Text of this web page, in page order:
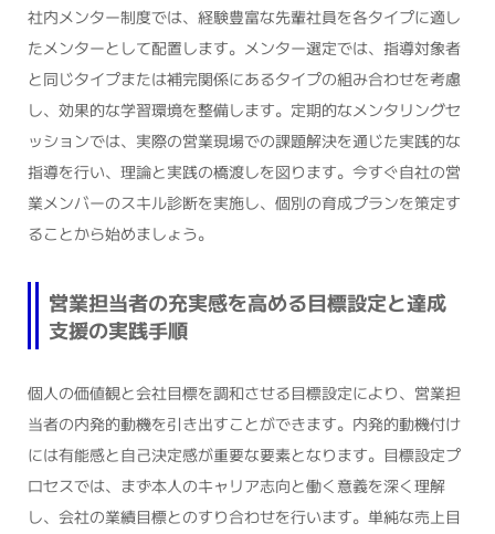
社内メンター制度では、経験豊富な先輩社員を各タイプに適し
たメンターとして配置します。メンター選定では、指導対象者
と同じタイプまたは補完関係にあるタイプの組み合わせを考慮
し、効果的な学習環境を整備します。定期的なメンタリングセ
ッションでは、実際の営業現場での課題解決を通じた実践的な
指導を行い、理論と実践の橋渡しを図ります。今すぐ自社の営
業メンバーのスキル診断を実施し、個別の育成プランを策定す
ることから始めましょう。
営業担当者の充実感を高める目標設定と達成
支援の実践手順
個人の価値観と会社目標を調和させる目標設定により、営業担
当者の内発的動機を引き出すことができます。内発的動機付け
には有能感と自己決定感が重要な要素となります。目標設定プ
ロセスでは、まず本人のキャリア志向と働く意義を深く理解
し、会社の業績目標とのすり合わせを行います。単純な売上目